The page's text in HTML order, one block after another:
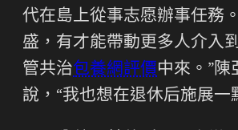
代在島上從事志愿辦事任務
盛，有才能帶動更多人介入
管共治包養網評價中來。”陳
說，“我也想在退休后施展一